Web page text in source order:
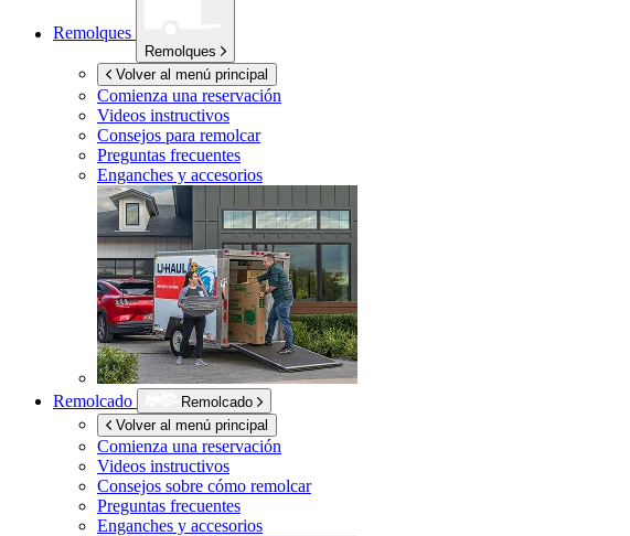
Remolques
Remolques
Volver al menú principal
Comienza una reservación
Videos instructivos
Consejos para remolcar
Preguntas frecuentes
Enganches y accesorios
Remolcado
Remolcado
Volver al menú principal
Comienza una reservación
Videos instructivos
Consejos sobre cómo remolcar
Preguntas frecuentes
Enganches y accesorios